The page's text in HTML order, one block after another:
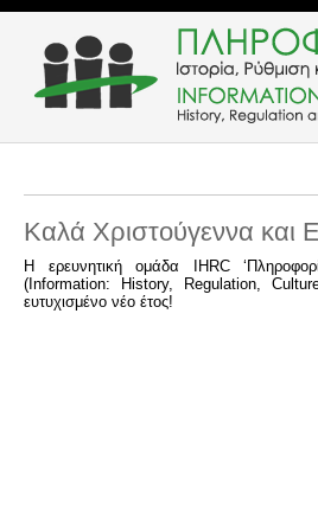
Καλά Χριστούγεννα και
Η ερευνητική ομάδα IHRC
(Information: History, Regulation,
ευτυχισμένο νέο έτος!